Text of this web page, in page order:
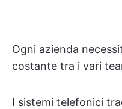
Ogni azienda
costante tra i vari
I sistemi telefonici